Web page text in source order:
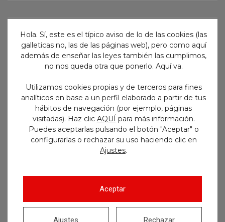
Anterior Siguiente
No te pierdas nada
¡Suscríbete para recibir en tu
email todo lo que vayamos
publicando en nuestro blog!
Hola. Sí, este es el típico aviso de lo de las cookies (las
galleticas no, las de las páginas web), pero como aquí
además de enseñar las leyes también las cumplimos,
no nos queda otra que ponerlo. Aquí va.
Utilizamos cookies propias y de terceros para fines
analíticos en base a un perfil elaborado a partir de tus
hábitos de navegación (por ejemplo, páginas
visitadas). Haz clic AQUÍ para más información.
Puedes aceptarlas pulsando el botón "Aceptar" o
configurarlas o rechazar su uso haciendo clic en
Ajustes.
Aceptar